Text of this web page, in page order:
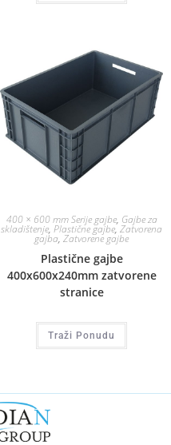
400 × 600 mm Serije gajbe, Gajbe za
skladištenje, Plastične gajbe,Zatvorena
gajba, Zatvorene gajbe
Plastične gajbe
400x600x240mm zatvorene
stranice
Traži Ponudu